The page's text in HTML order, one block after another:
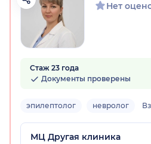
Нет
Стаж 23 года
Документы проверены
эпилептолог невролог
МЦ Другая клиника